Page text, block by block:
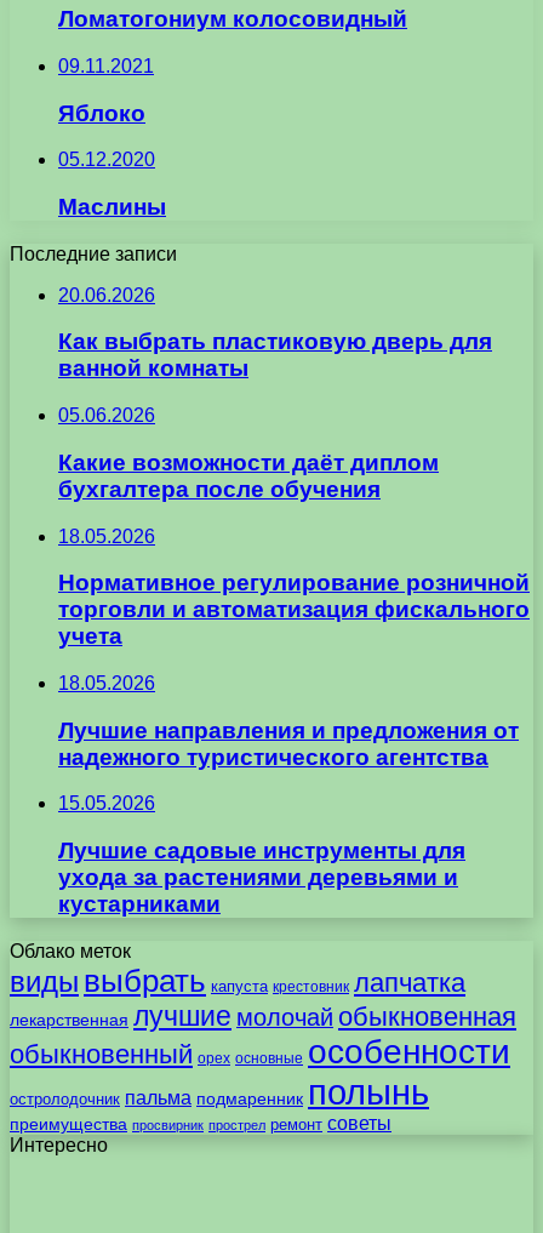
Ломатогониум колосовидный
09.11.2021
Яблоко
05.12.2020
Маслины
Последние записи
20.06.2026
Как выбрать пластиковую дверь для
ванной комнаты
05.06.2026
Какие возможности даёт диплом
бухгалтера после обучения
18.05.2026
Нормативное регулирование розничной
торговли и автоматизация фискального
учета
18.05.2026
Лучшие направления и предложения от
надежного туристического агентства
15.05.2026
Лучшие садовые инструменты для
ухода за растениями деревьями и
кустарниками
Облако меток
виды выбрать капуста крестовник лапчатка
лекарственная лучшие молочай обыкновенная
обыкновенный орех основные особенности
остролодочник пальма подмаренник полынь
преимущества просвирник прострел ремонт советы
Интересно